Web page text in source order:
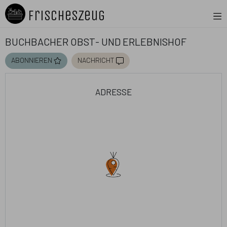
FrischesZeug
Buchbacher Obst- und Erlebnishof
abonnieren nachricht
adresse